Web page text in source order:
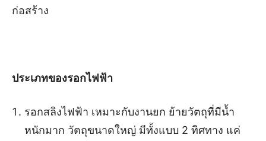
ก่อสร้าง
ประเภทของรอกไฟฟ้า
รอกสลิงไฟฟ้า เหมาะกับงานยก ย้ายวัตถุที่มีน้ำ
หนักมาก วัตถุขนาดใหญ่ มีทั้งแบบ 2 ทิศทาง แค่